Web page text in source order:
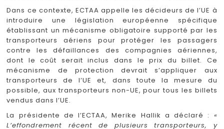
Dans ce contexte, ECTAA appelle les décideurs de l’UE à
introduire une législation européenne spécifique
établissant un mécanisme obligatoire supporté par les
transporteurs aériens pour protéger les passagers
contre les défaillances des compagnies aériennes,
dont le coût serait inclus dans le prix du billet. Ce
mécanisme de protection devrait s’appliquer aux
transporteurs de l’UE et, dans toute la mesure du
possible, aux transporteurs non-UE, pour tous les billets
vendus dans l’UE.
La présidente de l’ECTAA, Merike Hallik a déclaré : «
L’effondrement récent de plusieurs transporteurs, y